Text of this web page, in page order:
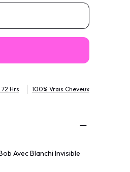
Hrs 100% Vrais Cheveux
Avec Blanchi Invisible